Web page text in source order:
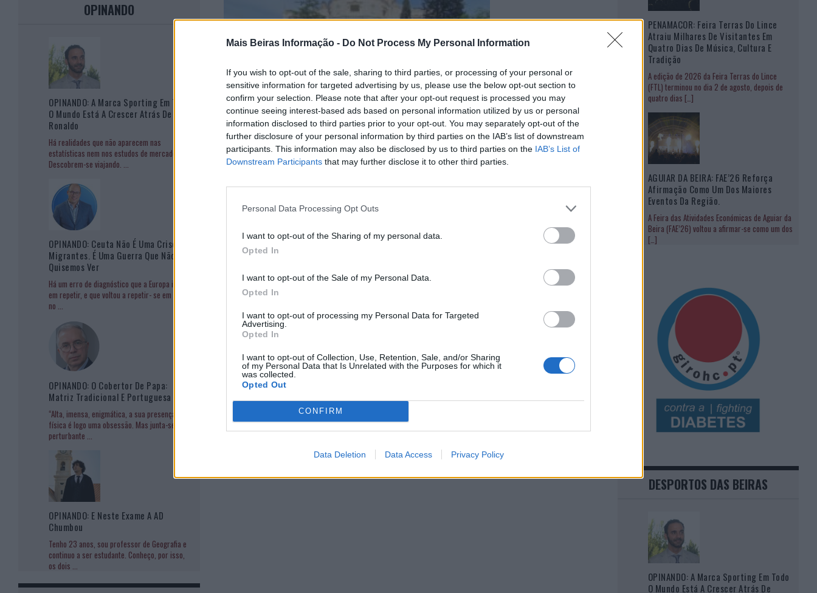
Mais Beiras Informação - Do Not Process My Personal Information
If you wish to opt-out of the sale, sharing to third parties, or processing of your personal or
sensitive information for targeted advertising by us, please use the below opt-out section to
confirm your selection. Please note that after your opt-out request is processed you may
continue seeing interest-based ads based on personal information utilized by us or personal
information disclosed to third parties prior to your opt-out. You may separately opt-out of the
further disclosure of your personal information by third parties on the IAB’s list of downstream
participants. This information may also be disclosed by us to third parties on the IAB’s List of
Downstream Participants that may further disclose it to other third parties.
Personal Data Processing Opt Outs
I want to opt-out of the Sharing of my personal data.
Opted In
I want to opt-out of the Sale of my Personal Data.
Opted In
I want to opt-out of processing my Personal Data for Targeted
Advertising.
Opted In
I want to opt-out of Collection, Use, Retention, Sale, and/or Sharing
of my Personal Data that Is Unrelated with the Purposes for which it
was collected.
Opted Out
CONFIRM
Data Deletion Data Access Privacy Policy
OPINANDO
OPINANDO: A Marca Sporting Em Todo
O Mundo Está A Crescer Atrás De
Ronaldo
Há realidades que não aparecem nas
estatísticas nem nos estudos de mercado.
Descobrem-se viajando. ...
OPINANDO: Ceuta Não É Uma Crise De
Migrantes. É Uma Guerra Que Não
Quisemos Ver
Há um erro de diagnóstico que a Europa insiste
em repetir, e que voltou a repetir- se em Ceuta
no ...
OPINANDO: O Cobertor De Papa:
Matriz Tradicional E Portuguesa
“Alta, imensa, enigmática, a sua presença
física é logo uma obsessão. Mas junta-se à
perturbante ...
OPINANDO: E Neste Exame A AD
Chumbou
Tenho 23 anos, sou professor de Geografia e
continuo a ser estudante. Conheço, por isso,
os dois ...
PENAMACOR: Feira Terras Do Lince
Atraiu Milhares De Visitantes Em
Quatro Dias De Música, Cultura E
Tradição
A edição de 2026 da Feira Terras do Lince
(FTL) terminou no dia 2 de agosto, depois de
quatro dias […]
AGUIAR DA BEIRA: FAE’26 Reforça
Afirmação Como Um Dos Maiores
Eventos Da Região.
A Feira das Atividades Económicas de Aguiar da
Beira (FAE’26) voltou a afirmar-se como um dos
[…]
DESPORTOS DAS BEIRAS
OPINANDO: A Marca Sporting Em Todo
O Mundo Está A Crescer Atrás De